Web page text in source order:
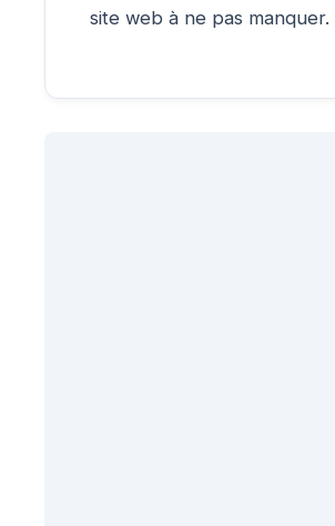
site web à ne pas manquer.